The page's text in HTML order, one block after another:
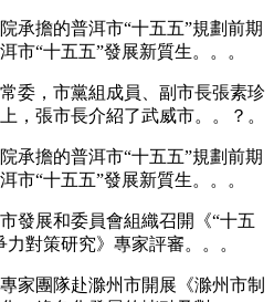
擔的普洱市“十五五”規劃前期
“十五五”發展新質生。。。
，市黨組成員、副市長張素珍
，張市長介紹了武威市。。？。
擔的普洱市“十五五”規劃前期
“十五五”發展新質生。。。
展和委員會組織召開《“十五
對策研究》專家評審。。。
團隊赴滁州市開展《滁州市制